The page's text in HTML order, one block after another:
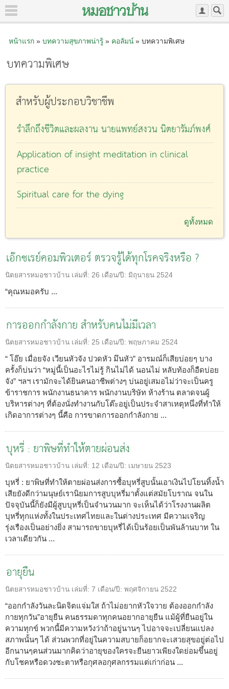
หน้าแรก» บทความสุขภาพน่ารู้» คอลัมน์» บทความพิเศษ
บทความพิเศษ
สำหรับผู้ประกอบวิชาชีพ
รำลึกถึงชีวิตและผลงาน นายแพทย์สงวน นิตยารัมภ์พงศ์
Application of insight meditation in clinical
practice
Spiritual care for the dying
ดูทั้งหมด
เอ๊กซเรย์คอมพิวเตอร์ ตรวจรู้ได้ทุกโรคจริงหรือ ?
นิตยสารหมอชาวบ้าน เล่มที่: 26 เดือน/ปี: มิถุนายน 2524
“คุณหมอครับ ...
การออกกำลังกาย สำหรับคนไม่มีเวลา
นิตยสารหมอชาวบ้าน เล่มที่: 25 เดือน/ปี: พฤษภาคม 2524
“ โอ๊ย เมื่อยจัง เวียนหัวจัง ปวดหัว มึนหัว” อารมณ์ก็เสียบ่อยๆ บาง
ครั้งก็บ่นว่า “หมู่นี้เป็นอะไรไม่รู้ กินไม่ได้ นอนไม่ หลับท้องก็อืดบ่อย
จัง” ฯลฯ เรามักจะได้ยินคนอาชีพต่างๆ บ่นอยู่เสมอไม่ว่าจะเป็นครู
ข้าราชการ พนักงานธนาคาร พนักงานบริษัท ห้างร้าน ตลาดจนผู้
บริหารต่างๆ ที่ต้องนั่งทำงานกับโต๊ะอยู่เป็นประจำสาเหตุหนึ่งที่ทำให้
เกิดอาการต่างๆ นี้คือ การขาดการออกกำลังกาย ...
บุหรี่ : ยาพิษที่ทำให้ตายผ่อนส่ง
นิตยสารหมอชาวบ้าน เล่มที่: 12 เดือน/ปี: เมษายน 2523
บุหรี่ : ยาพิษที่ทำให้ตายผ่อนส่งการซื้อบุหรี่สูบนั้นเอาเงินไปโยนทิ้งน้ำ
เสียยังดีกว่ามนุษย์เรานิยมการสูบบุหรี่มาตั้งแต่สมัยโบราณ จนใน
ปัจจุบันนี้ก็ยังมีผู้สูบบุหรี่เป็นจำนวนมาก จะเห็นได้ว่าโรงงานผลิต
บุหรี่ทุกแห่งทั้งในประเทศไทยและในต่างประเทศ มีความเจริญ
รุ่งเรืองเป็นอย่างยิ่ง สามารถขายบุหรี่ได้เป็นร้อยเป็นพันล้านบาท ใน
เวลาเดียวกัน ...
อายุยืน
นิตยสารหมอชาวบ้าน เล่มที่: 7 เดือน/ปี: พฤศจิกายน 2522
“ออกกำลังวันละนิดจิตแจ่มใส ถ้าไม่อยากหัวใจวาย ต้องออกกำลัง
กายทุกวัน”อายุยืน คนธรรมดาทุกคนอยากอายุยืน แม้ผู้ที่ยืนอยู่ใน
ความทุกข์ พวกนี้มีความหวังว่าถ้าอยู่นานๆ ไปอาจจะเปลี่ยนแปลง
สภาพนั้นๆ ได้ ส่วนพวกที่อยู่ในความสบายก็อยากจะเสวยสุขอยู่ต่อไป
อีกนานๆคนส่วนมากคิดว่าอายุของใครจะยืนยาวเพียงใดย่อมขึ้นอยู่
กับโชคหรือดวงชะตาหรือกุศลอกุศลกรรมแต่เก่าก่อน ...